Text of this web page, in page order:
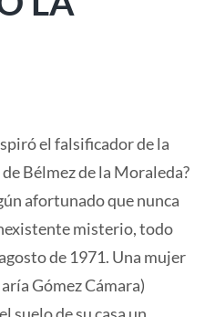
el falsificador de la
Bélmez de la Moraleda?
afortunado que nunca
misterio, todo
de 1971. Una mujer
Gómez Cámara)